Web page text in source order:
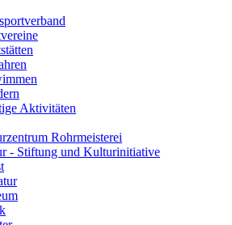
Aktivitäten
Rohrmeisterei
- Stiftung und Kulturinitiative